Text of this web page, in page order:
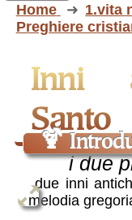
Home
1.vita
Preghiere
Inni allo Spirito
Santo
i due
🍹
due inni
melodia